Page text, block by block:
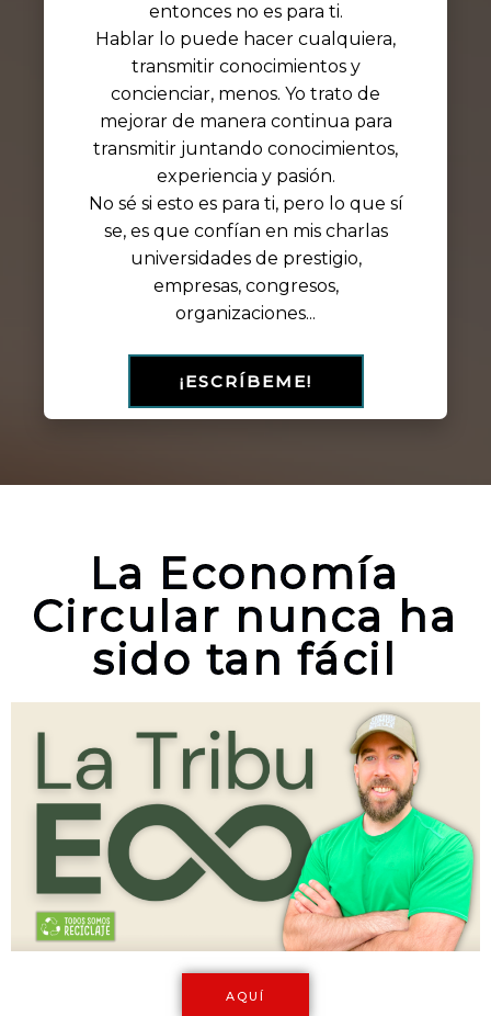
entonces no es para ti.
Hablar lo puede hacer cualquiera,
transmitir conocimientos y
concienciar, menos. Yo trato de
mejorar de manera continua para
transmitir juntando conocimientos,
experiencia y pasión.
No sé si esto es para ti, pero lo que sí
se, es que confían en mis charlas
universidades de prestigio,
empresas, congresos,
organizaciones...
¡ESCRÍBEME!
La Economía
Circular nunca ha
sido tan fácil
AQUÍ